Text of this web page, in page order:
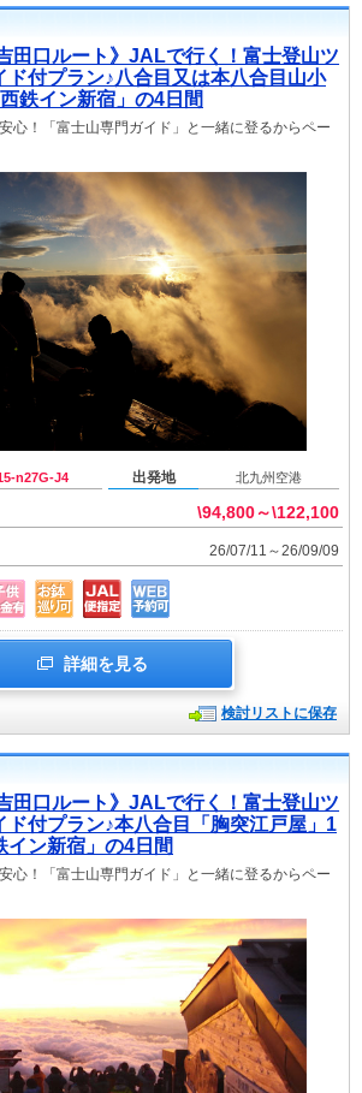
田口ルート》JALで行く！富士登山ツ
ド付プラン♪八合目又は本八合目山小
鉄イン新宿」の4日間
心！「富士山専門ガイド」と一緒に登るからペー
n27G-J4 出発地 北九州空港
\94,800～\122,100
26/07/11～26/09/09
詳細を見る
検討リストに保存
田口ルート》JALで行く！富士登山ツ
ド付プラン♪本八合目「胸突江戸屋」1
イン新宿」の4日間
心！「富士山専門ガイド」と一緒に登るからペー